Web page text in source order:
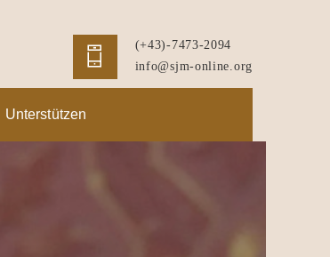
(+43)-7473-2094
info@sjm-online.org
Unterstützen